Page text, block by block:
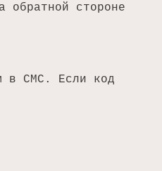
обратной стороне
в СМС. Если код